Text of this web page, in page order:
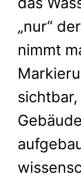
„nur“
nimmt